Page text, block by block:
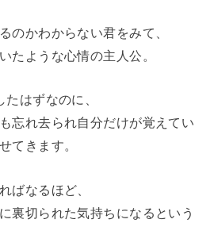
のかわからない君をみて、
たような心情の主人公。
はずなのに、
忘れ去られ自分だけが覚えてい
てきます。
ばなるほど、
裏切られた気持ちになるという